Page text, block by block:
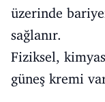
üzerinde
sağlanır.
Fiziksel,
güneş kremi